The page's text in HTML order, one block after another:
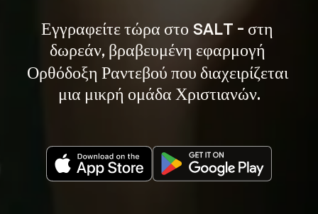
Εγγραφείτε τώρα στο SALT - στη
δωρεάν, βραβευμένη εφαρμογή
Ορθόδοξη Ραντεβού που διαχειρίζεται
μια μικρή ομάδα Χριστιανών.